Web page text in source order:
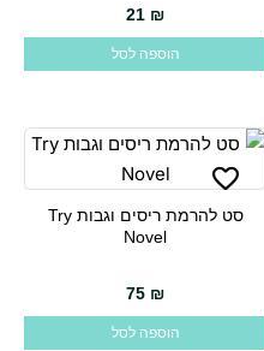
21 ₪
הוספה לסל
סט להרמת ריסים וגבות Try
Novel
75 ₪
הוספה לסל